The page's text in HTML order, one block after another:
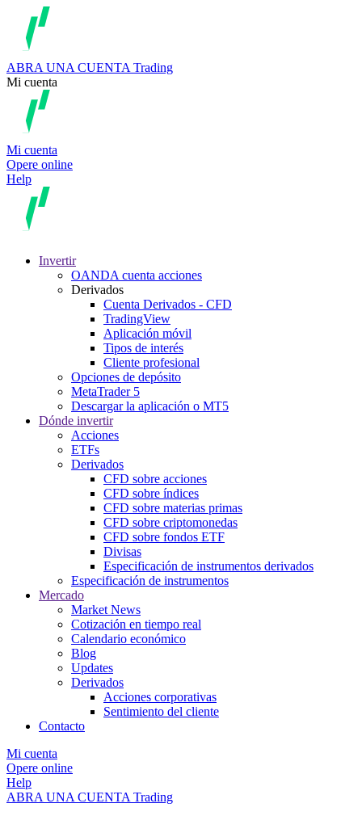
ABRA UNA CUENTA Trading
Mi cuenta
Mi cuenta
Opere online
Help
Invertir
OANDA cuenta acciones
Derivados
Cuenta Derivados - CFD
TradingView
Aplicación móvil
Tipos de interés
Cliente profesional
Opciones de depósito
MetaTrader 5
Descargar la aplicación o MT5
Dónde invertir
Acciones
ETFs
Derivados
CFD sobre acciones
CFD sobre índices
CFD sobre materias primas
CFD sobre criptomonedas
CFD sobre fondos ETF
Divisas
Especificación de instrumentos derivados
Especificación de instrumentos
Mercado
Market News
Cotización en tiempo real
Calendario económico
Blog
Updates
Derivados
Acciones corporativas
Sentimiento del cliente
Contacto
Mi cuenta
Opere online
Help
ABRA UNA CUENTA Trading